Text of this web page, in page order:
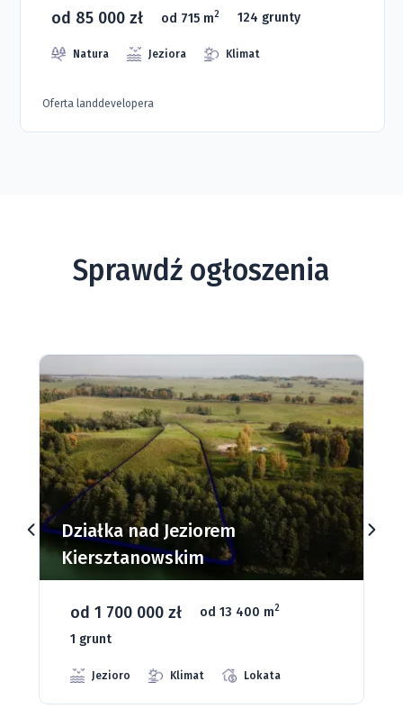
od 85 000 zł od 715 m2 124 grunty
Natura Jeziora Klimat
Oferta landdevelopera
Sprawdź ogłoszenia
Działki budowlane nad Jeziorem
Dąbrowa Mała
od 93 280 zł od 1075 m 2 66 grunt